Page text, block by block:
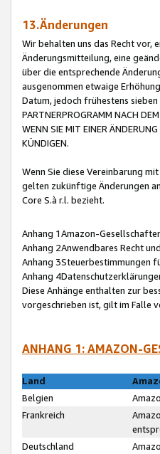
13.Änderungen
Wir behalten uns das Recht vor,
Änderungsmitteilung, eine
über die entsprechende
ausgenommen etwaige
Datum, jedoch frühestens sieben
PARTNERPROGRAMM NACH
WENN SIE MIT EINER
KÜNDIGEN.
Wenn Sie diese Vereinbarung
gelten zukünftige Änderungen
Core S.à r.l. bezieht.
Anhang 1Amazon-
Anhang 2Anwendbares Recht
Anhang 3Steuerbestimmungen
Anhang
Diese Anhänge enthalten zur
vorgeschrieben ist, gilt im Falle
ANHANG 1: AMAZON-
Land
Belgien
Frankreich
Deutschland